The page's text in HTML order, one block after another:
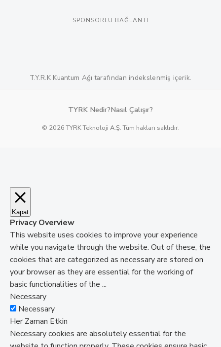
SPONSORLU BAĞLANTI
T.Y.R.K Kuantum Ağı tarafından indekslenmiş içerik.
TYRK Nedir?Nasıl Çalışır?
© 2026 TYRK Teknoloji A.Ş. Tüm hakları saklıdır.
Kapat
Privacy Overview
This website uses cookies to improve your experience
while you navigate through the website. Out of these, the
cookies that are categorized as necessary are stored on
your browser as they are essential for the working of
basic functionalities of the ...
Necessary
Necessary
Her Zaman Etkin
Necessary cookies are absolutely essential for the